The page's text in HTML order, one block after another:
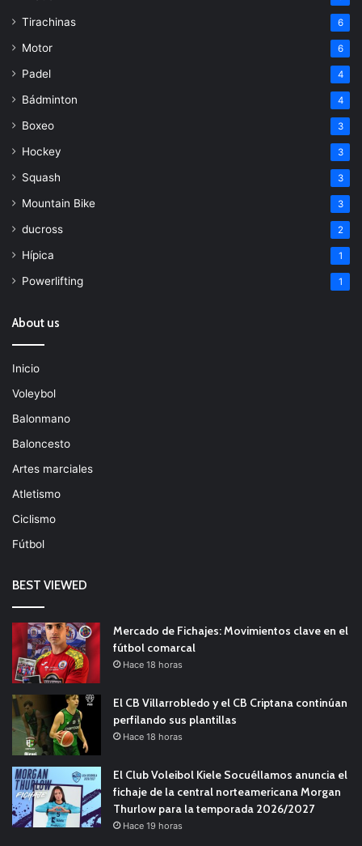
Tirachinas 6
Motor 6
Padel 4
Bádminton 4
Boxeo 3
Hockey 3
Squash 3
Mountain Bike 3
ducross 2
Hípica 1
Powerlifting 1
About us
Inicio
Voleybol
Balonmano
Baloncesto
Artes marciales
Atletismo
Ciclismo
Fútbol
BEST VIEWED
Mercado de Fichajes: Movimientos clave en el
fútbol comarcal
Hace 18 horas
El CB Villarrobledo y el CB Criptana continúan
perfilando sus plantillas
Hace 18 horas
El Club Voleibol Kiele Socuéllamos anuncia el
fichaje de la central norteamericana Morgan
Thurlow para la temporada 2026/2027
Hace 19 horas